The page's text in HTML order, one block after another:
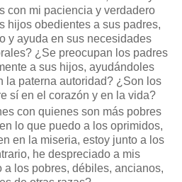
con mi paciencia y verdadero
hijos obedientes a sus padres,
y ayuda en sus necesidades
¿Se preocupan los padres
a sus hijos, ayudándoles
la paterna autoridad? ¿Son los
sí en el corazón y en la vida?
con quienes son más pobres
lo que puedo a los oprimidos,
en la miseria, estoy junto a los
he despreciado a mis
a los pobres, débiles, ancianos,